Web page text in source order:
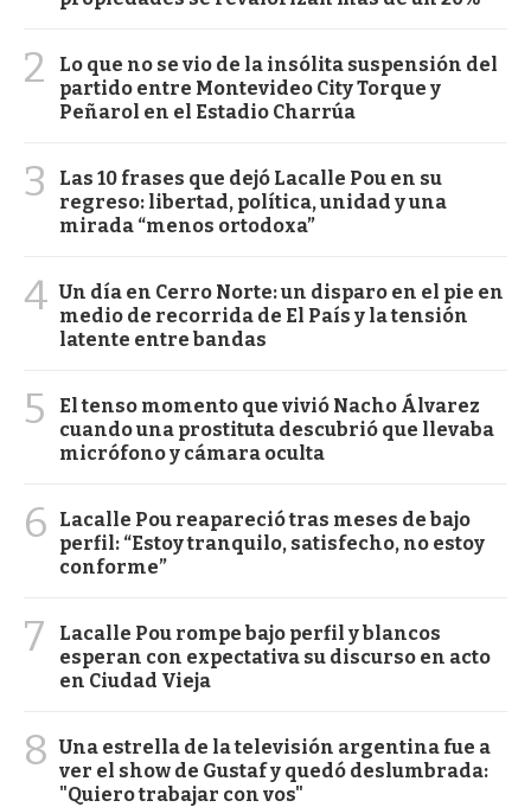
2
Lo que no se vio de la insólita suspensión del
partido entre Montevideo City Torque y
Peñarol en el Estadio Charrúa
3
Las 10 frases que dejó Lacalle Pou en su
regreso: libertad, política, unidad y una
mirada “menos ortodoxa”
4 Un día en Cerro Norte: un disparo en el pie en
medio de recorrida de El País y la tensión
latente entre bandas
5
El tenso momento que vivió Nacho Álvarez
cuando una prostituta descubrió que llevaba
micrófono y cámara oculta
6
Lacalle Pou reapareció tras meses de bajo
perfil: “Estoy tranquilo, satisfecho, no estoy
conforme”
7
Lacalle Pou rompe bajo perfil y blancos
esperan con expectativa su discurso en acto
en Ciudad Vieja
8 Una estrella de la televisión argentina fue a
ver el show de Gustaf y quedó deslumbrada:
"Quiero trabajar con vos"